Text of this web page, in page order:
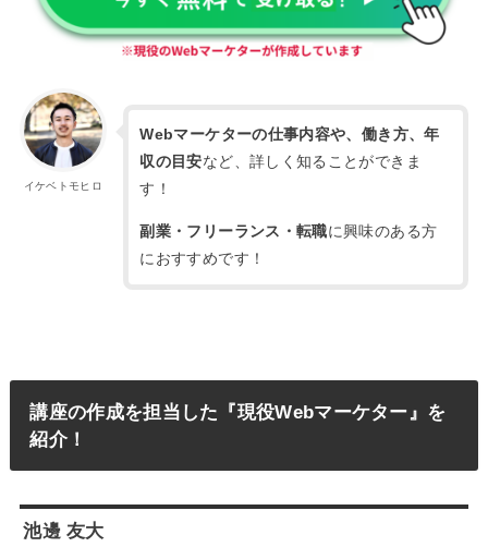
イケベトモヒロ
Webマーケターの仕事内容や、働き方、年
収の目安など、詳しく知ることができま
す！
副業・フリーランス・転職に興味のある方
におすすめです！
講座の作成を担当した『現役Webマーケター』を
紹介！
池邊 友大